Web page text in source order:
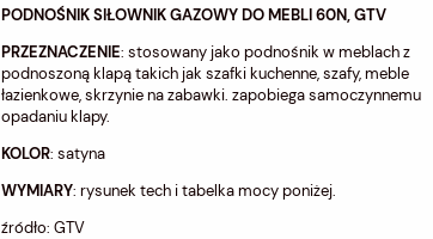
PODNOŚNIK SIŁOWNIK GAZOWY DO MEBLI 60N, GTV
PRZEZNACZENIE: stosowany jako podnośnik w meblach z
podnoszoną klapą takich jak szafki kuchenne, szafy, meble
łazienkowe, skrzynie na zabawki. zapobiega samoczynnemu
opadaniu klapy.
KOLOR: satyna
WYMIARY: rysunek tech i tabelka mocy poniżej.
źródło: GTV